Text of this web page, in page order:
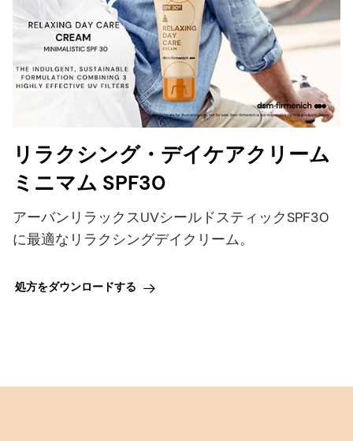
リラクシング・デイケアクリーム
ミニマム SPF30
アーバンリラックスUVシールドスティックSPF30
に最適なリラクシングデイクリーム。
処方をダウンロードする